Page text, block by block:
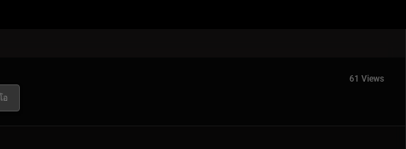
61 Views
อ